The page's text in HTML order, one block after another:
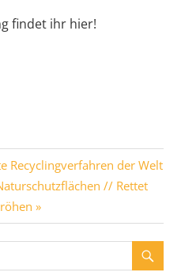
findet ihr hier!
Recyclingverfahren der Welt
// Rettet